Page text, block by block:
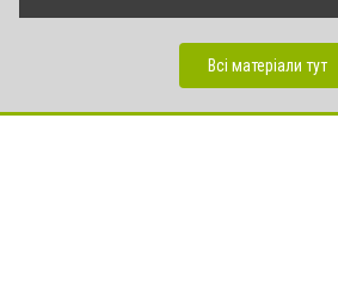
Всі матеріали тут